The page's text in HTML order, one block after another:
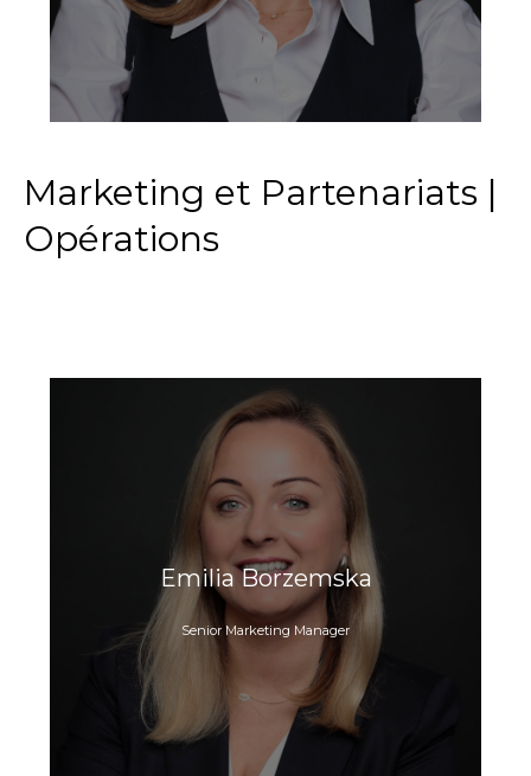
Marketing et Partenariats |
Opérations
Emilia Borzemska
Senior Marketing Manager